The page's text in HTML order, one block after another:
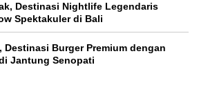
Destinasi Nightlife Legendaris
Spektakuler di Bali
Destinasi Burger Premium dengan
Jantung Senopati